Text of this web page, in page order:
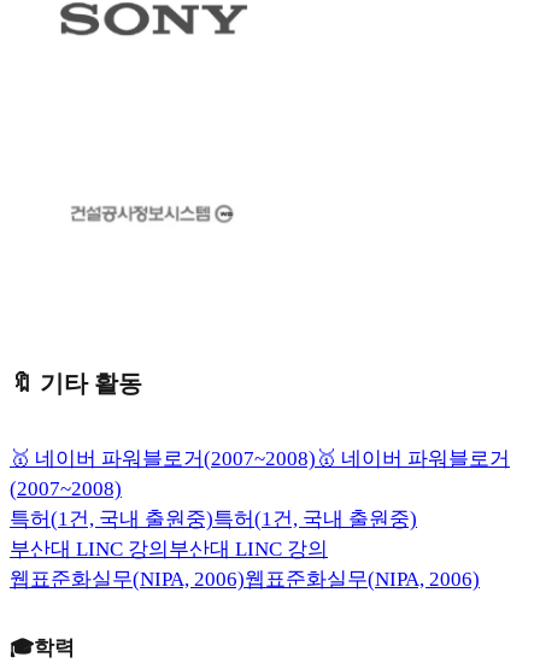
🔖 기타 활동
🥇 네이버 파워블로거(2007~2008) 🥇 네이버 파워블로거
(2007~2008)
특허(1건, 국내 출원중)특허(1건, 국내 출원중)
부산대 LINC 강의 부산대 LINC 강의
웹표준화실무(NIPA, 2006)웹표준화실무(NIPA, 2006)
🎓학력